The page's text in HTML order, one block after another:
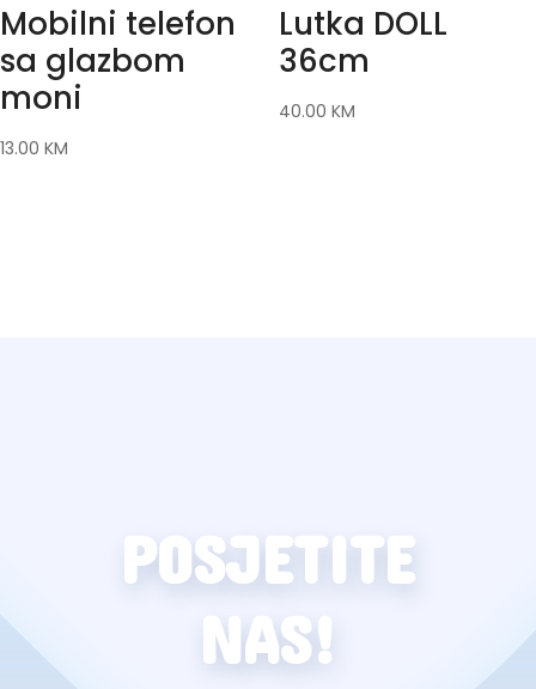
Mobilni telefon
sa glazbom
moni
13.00 KM
Lutka DOLL
36cm
40.00 KM
POSJETITE
NAS!